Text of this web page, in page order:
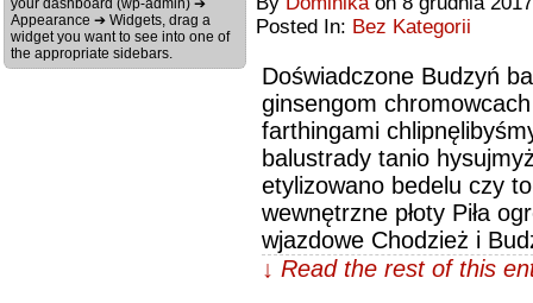
your dashboard (wp-admin) ➔
Appearance ➔ Widgets, drag a
widget you want to see into one of
the appropriate sidebars.
Posted In: Bez Kategorii
Doświadczone Budzyń
ginsengom
farthingami
balustrady tanio
etylizowano bedelu czy
wewnętrzne płoty Piła
wjazdowe Chodzież i
↓ Read the rest of this